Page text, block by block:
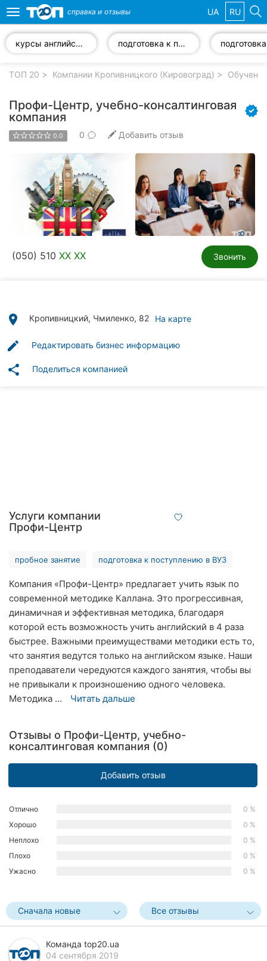
компании
Популярные
рубрики:
Стоматологии
Частные
клиники
Ветеринарные
Все
Тернополь
Одесса
Киев
Запорожье
Днепр
Кривой
Рог
Николаев
Полтава
Черновцы
Сумы
Toggle
navigation
справка и отзывы UA RU
курсы английского языка подготовка к поступлению в ВУЗ
ТОП 20 Компании Кропивницкого (Кировоград)
Профи-Центр, учебно-консалтинговая
компания
0.0 0 Добавить отзыв
(050) 510 XX XX Звонить
place Кропивницкий, Чмиленко, 82 На карте
edit Редактировать бизнес информацию
share Поделиться компанией
Услуги компании
Профи-Центр
пробное занятие подготовка к поступлению в ВУЗ
Компания «Профи-Центр» предлагает учить язык по
современной методике Каллана. Это прогрессивная,
динамичная и эффективная методика, благодаря
которой есть возможность учить английский в 4 раза
быстрее. Важными преимуществами методики есть то,
что занятия ведутся только на английском языке. Наши
преподаватели чередуются каждого занятия, чтобы вы
не привыкали к произношению одного человека.
Методика ...
Читать дальше
Отзывы о Профи-Центр, учебно-
консалтинговая компания (0)
Добавить отзыв
Отлично
0 %
Хорошо
0 %
Неплохо
0 %
Плохо
0 %
Ужасно
0 %
Сначала новые Все отзывы
Команда top20.ua
04 сентября 2019